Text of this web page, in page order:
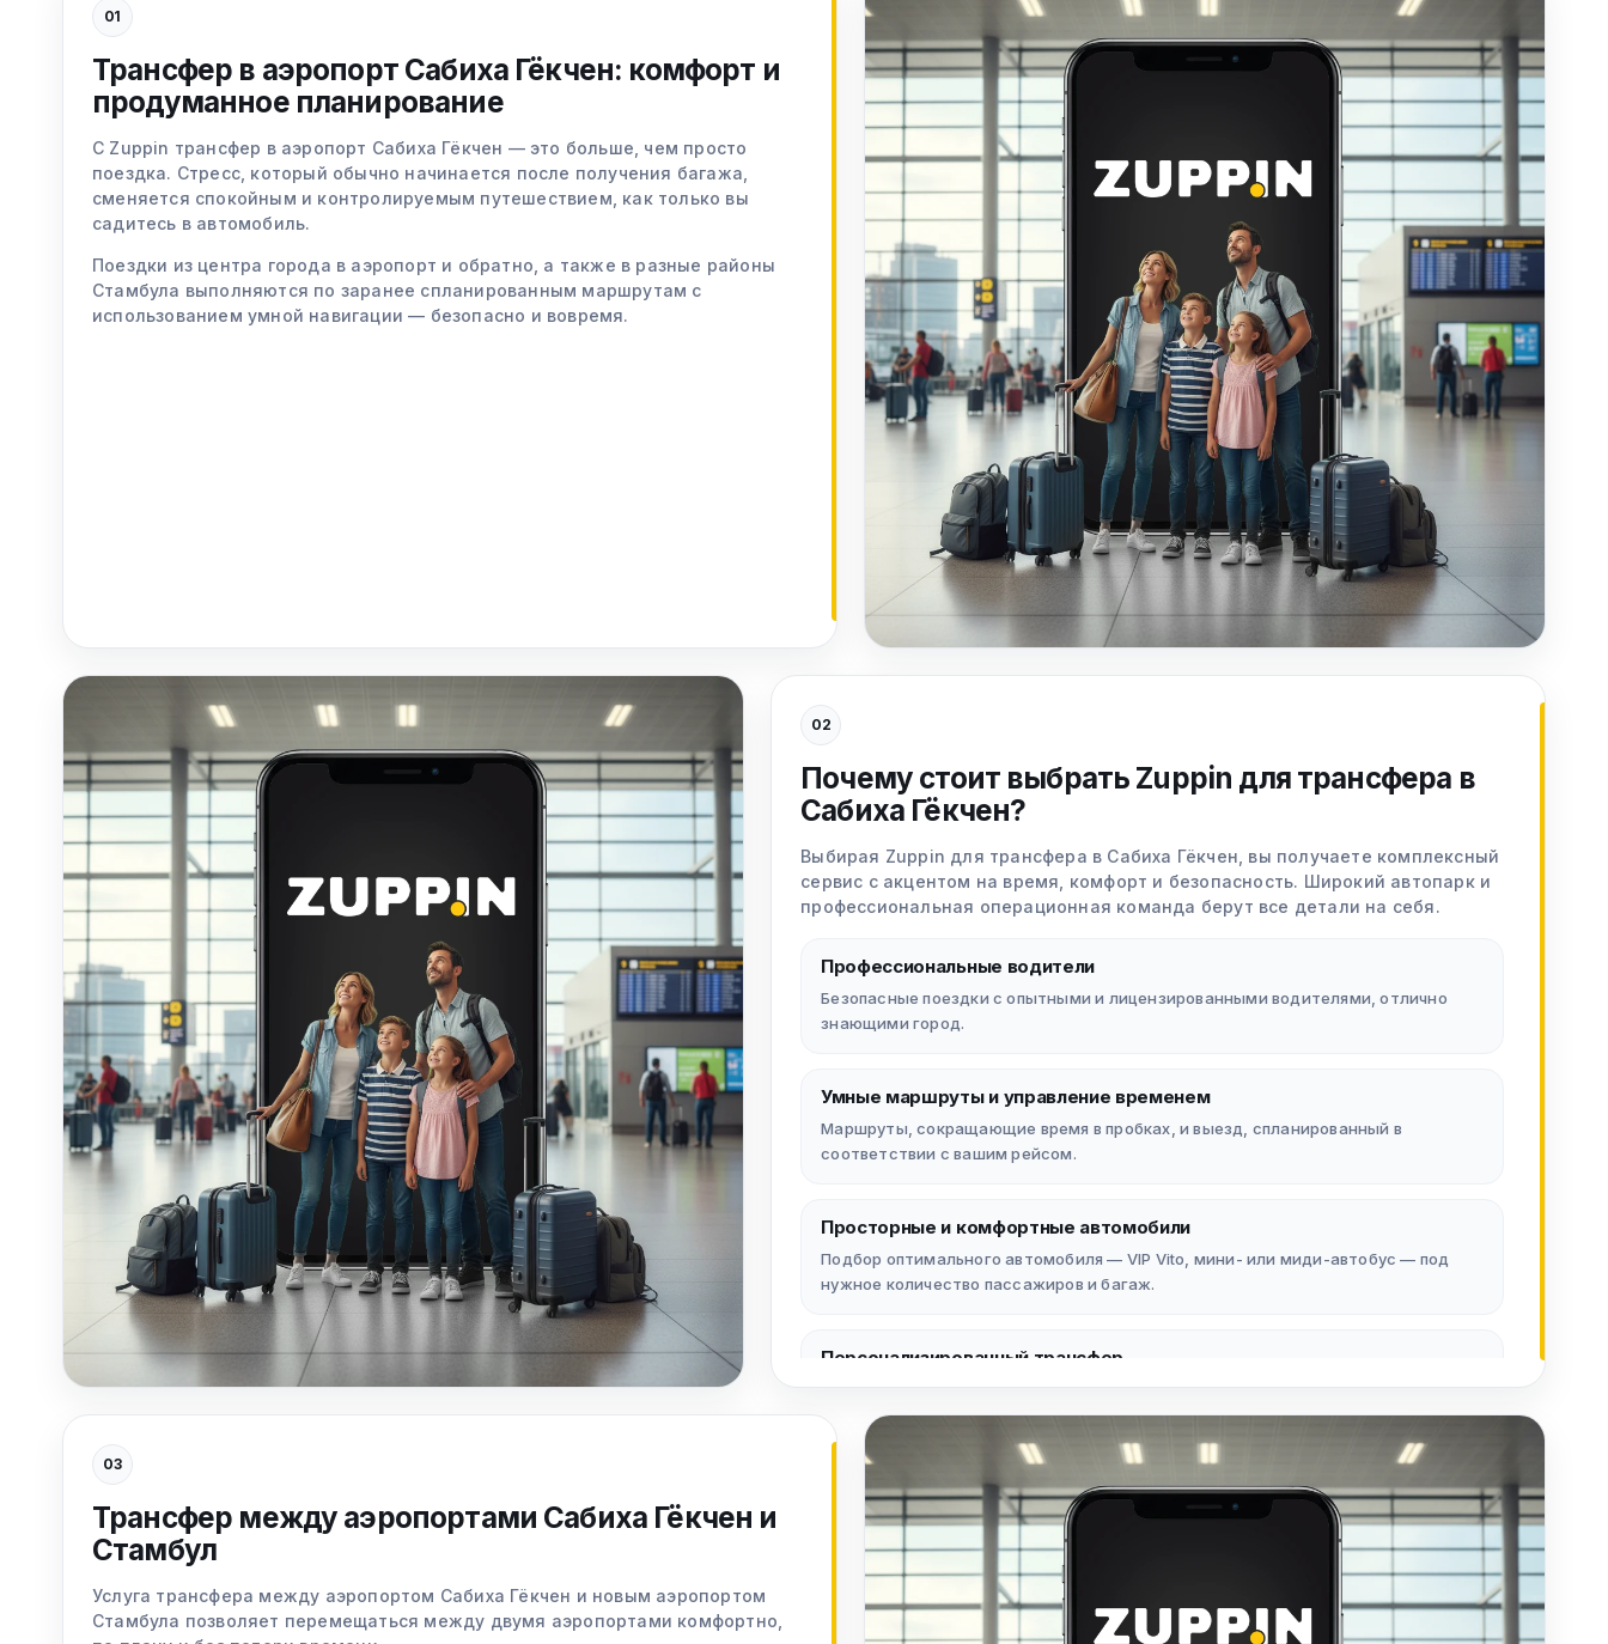
01
Трансфер в аэропорт Сабиха Гёкчен: комфорт и
продуманное планирование
С Zuppin трансфер в аэропорт Сабиха Гёкчен — это больше, чем просто
поездка. Стресс, который обычно начинается после получения багажа,
сменяется спокойным и контролируемым путешествием, как только вы
садитесь в автомобиль.
Поездки из центра города в аэропорт и обратно, а также в разные районы
Стамбула выполняются по заранее спланированным маршрутам с
использованием умной навигации — безопасно и вовремя.
02
Почему стоит выбрать Zuppin для трансфера в
Сабиха Гёкчен?
Выбирая Zuppin для трансфера в Сабиха Гёкчен, вы получаете комплексный
сервис с акцентом на время, комфорт и безопасность. Широкий автопарк и
профессиональная операционная команда берут все детали на себя.
Профессиональные водители
Безопасные поездки с опытными и лицензированными водителями, отлично
знающими город.
Умные маршруты и управление временем
Маршруты, сокращающие время в пробках, и выезд, спланированный в
соответствии с вашим рейсом.
Просторные и комфортные автомобили
Подбор оптимального автомобиля — VIP Vito, мини- или миди-автобус — под
нужное количество пассажиров и багаж.
Персонализированный трансфер
Индивидуальные решения и гибкие условия бронирования для деловых,
туристических, семейных и групповых поездок.
Дорога в аэропорт без стресса
Сервис «от двери до двери», помощь с багажом и комфортный салон на
протяжении всей поездки.
Быстрое и удобное бронирование
03
Трансфер между аэропортами Сабиха Гёкчен и
Стамбул
Услуга трансфера между аэропортом Сабиха Гёкчен и новым аэропортом
Стамбула позволяет перемещаться между двумя аэропортами комфортно,